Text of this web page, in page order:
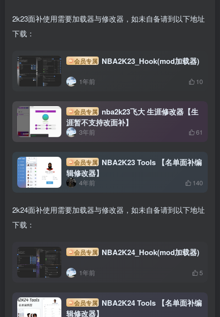
2k23面补使用需要加载器与修改器，如未自备请到以下地址
下载：
会员专属 NBA2K23_Hook(mod加载器)
1年前 10
会员专属 nba2k23飞大 生涯修改器【生
涯暂不支持改面补】
3年前 61
会员专属 NBA2K23 Tools 【名单面补编
辑修改器】
4年前 140
2k24面补使用需要加载器与修改器，如未自备请到以下地址
下载：
会员专属 NBA2K24_Hook(mod加载器)
1年前 5
会员专属 NBA2K24 Tools 【名单面补编
辑修改器】